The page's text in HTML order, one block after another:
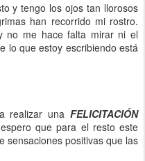
y tengo los ojos tan llorosos
han recorrido mi rostro.
no me hace falta mirar ni el
lo que estoy escribiendo está
realizar una FELICITACIÓN
que para el resto este
sensaciones positivas que las